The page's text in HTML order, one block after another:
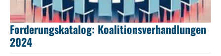
Forderungskatalog: Koalitionsverhandlungen
2024